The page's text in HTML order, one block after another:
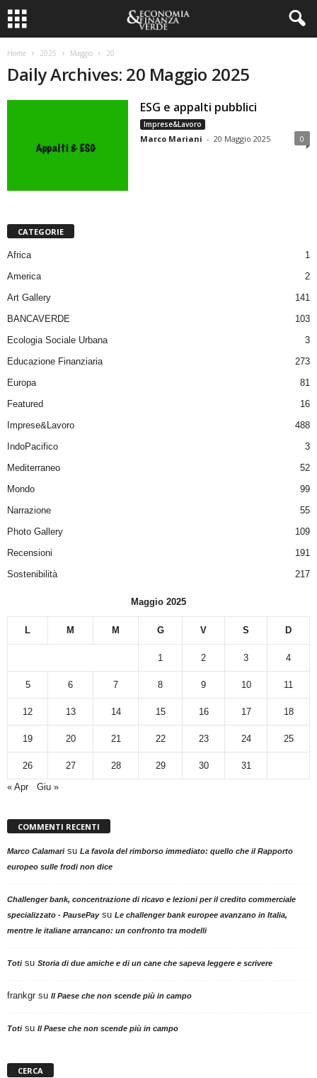
Home 2025 Maggio 20
Daily Archives: 20 Maggio 2025
ESG e appalti pubblici
Imprese&Lavoro
Marco Mariani - 20 Maggio 2025 0
CATEGORIE
Africa
1
America
2
Art Gallery
141
BANCAVERDE
103
Ecologia Sociale Urbana
3
Educazione Finanziaria
273
Europa
81
Featured
16
Imprese&Lavoro
488
IndoPacifico
3
Mediterraneo
52
Mondo
99
Narrazione
55
Photo Gallery
109
Recensioni
191
Sostenibilità
217
Maggio 2025
L M M G V S D
1 2 3 4
5 6 7 8 9 10 11
12 13 14 15 16 17 18
19 20 21 22 23 24 25
26 27 28 29 30
31
« Apr
Giu »
COMMENTI RECENTI
Marco Calamarisu La favola del rimborso immediato: quello che il Rapporto
europeo sulle frodi non dice
Challenger bank, concentrazione di ricavo e lezioni per il credito commerciale
specializzato - PausePaysu Le challenger bank europee avanzano in Italia,
mentre le italiane arrancano: un confronto tra modelli
Totisu Storia di due amiche e di un cane che sapeva leggere e scrivere
frankgr su Il Paese che non scende più in campo
Totisu Il Paese che non scende più in campo
CERCA